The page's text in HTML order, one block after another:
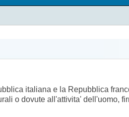
italiana e la Repubblica
o dovute all'attivita' dell'uomo,